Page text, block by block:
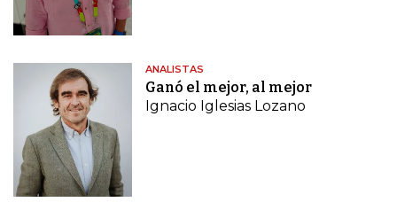
ANALISTAS
Ganó el mejor, al mejor
Ignacio Iglesias Lozano